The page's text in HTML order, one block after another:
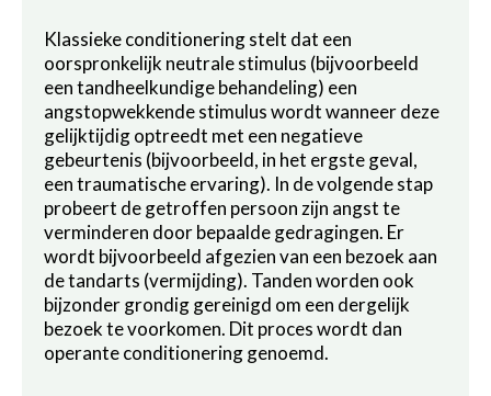
Klassieke conditionering stelt dat een
oorspronkelijk neutrale stimulus (bijvoorbeeld
een tandheelkundige behandeling) een
angstopwekkende stimulus wordt wanneer deze
gelijktijdig optreedt met een negatieve
gebeurtenis (bijvoorbeeld, in het ergste geval,
een traumatische ervaring). In de volgende stap
probeert de getroffen persoon zijn angst te
verminderen door bepaalde gedragingen. Er
wordt bijvoorbeeld afgezien van een bezoek aan
de tandarts (vermijding). Tanden worden ook
bijzonder grondig gereinigd om een dergelijk
bezoek te voorkomen. Dit proces wordt dan
operante conditionering genoemd.